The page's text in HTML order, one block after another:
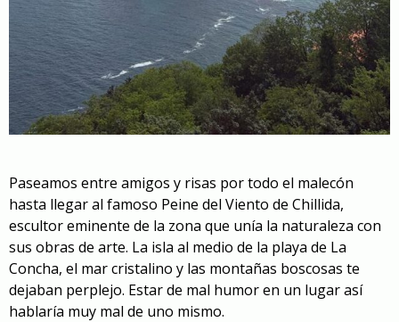
Paseamos entre amigos y risas por todo el malecón
hasta llegar al famoso Peine del Viento de Chillida,
escultor eminente de la zona que unía la naturaleza con
sus obras de arte. La isla al medio de la playa de La
Concha, el mar cristalino y las montañas boscosas te
dejaban perplejo. Estar de mal humor en un lugar así
hablaría muy mal de uno mismo.